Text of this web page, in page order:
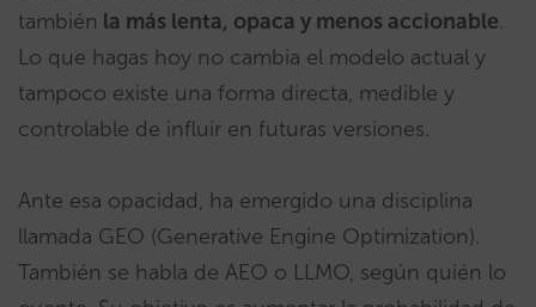
también la más lenta, opaca y menos accionable.
Lo que hagas hoy no cambia el modelo actual y
tampoco existe una forma directa, medible y
controlable de influir en futuras versiones.
Ante esa opacidad, ha emergido una disciplina
llamada GEO (Generative Engine Optimization).
También se habla de AEO o LLMO, según quién lo